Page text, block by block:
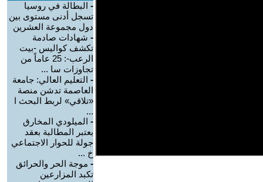
- البطالة في روسيا
تسجل أدنى مستوى بين
دول مجموعة العشرين
- شهادات صادمة
تكشف كواليس -بيت
الرعب-: 25 عاماً من
تجاوزات سا ...
- التعليم العالي: جامعة
العاصمة تدشن منصة
«تلاقي» لربط البحث ا
...
- الميلودي المخارق
بعتبر المطالبة بعقد
جولة للحوار الاجتماعي
خ ...
- موجة الحر والحرائق
تكبد المزارعين